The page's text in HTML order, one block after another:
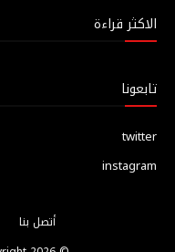
الاكثر قراءة
تابعونا
twitter
instagram
أتصل بنا